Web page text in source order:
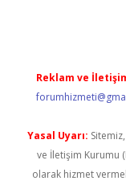
Reklam ve
Yasal Uyarı:
ve İletişim Kurumu
olarak hizmet